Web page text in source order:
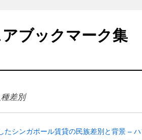
ブックマーク集
種差別
たシンガポール賃貸の民族差別と背景 –